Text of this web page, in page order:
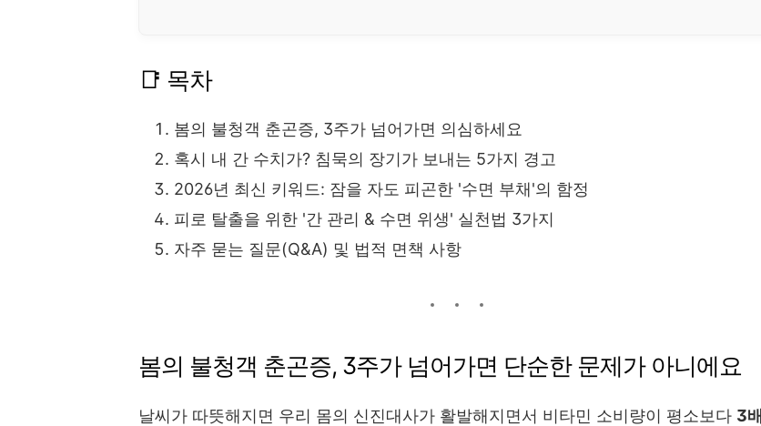
📑 목차
봄의 불청객 춘곤증, 3주가 넘어가면 의심하세요
혹시 내 간 수치가? 침묵의 장기가 보내는 5가지 경고
2026년 최신 키워드: 잠을 자도 피곤한 '수면 부채'의 함정
피로 탈출을 위한 '간 관리 & 수면 위생' 실천법 3가지
자주 묻는 질문(Q&A) 및 법적 면책 사항
봄의 불청객 춘곤증, 3주가 넘어가면 단순한 문제가 아니에요
날씨가 따뜻해지면 우리 몸의 신진대사가 활발해지면서 비타민 소비량이 평소보다 3배